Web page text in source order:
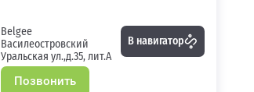
Belgee
Василеостровский
Уральская ул.,д.35, лит.А
Позвонить
В навигатор